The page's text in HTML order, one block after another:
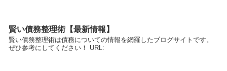
賢い債務整理術【最新情報】
賢い債務整理術は債務についての情報を網羅したブログサイトです。
ぜひ参考にしてください！ URL: